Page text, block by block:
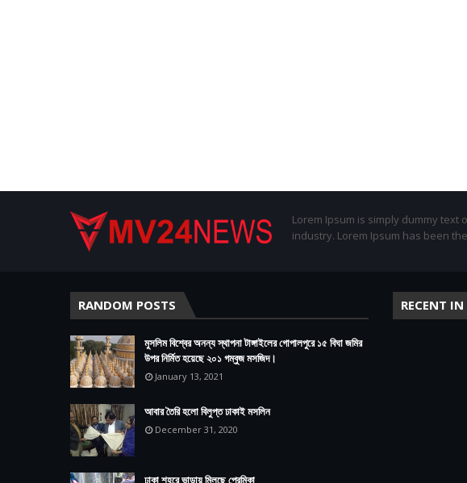
Lorem Ipsum is simply dummy
industry. Lorem Ipsum has been
RANDOM POSTS
মুসলিম বিশ্বের অনন্য স্থাপনা টাঙ্গাইলের গোপালপুরে ১৫ বিঘা জমির
উপর নির্মিত হয়েছে ২০১ গম্বুজ মসজিদ।
January 13, 2021
আবার তৈরি হলো বিলুপ্ত ঢাকাই মসলিন
December 31, 2020
ঢাকা শহরে ভাড়ায় মিলছে প্রেমিকা
RECENT IN